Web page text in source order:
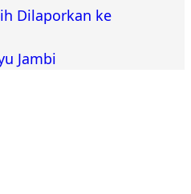
Dilaporkan ke
Jambi